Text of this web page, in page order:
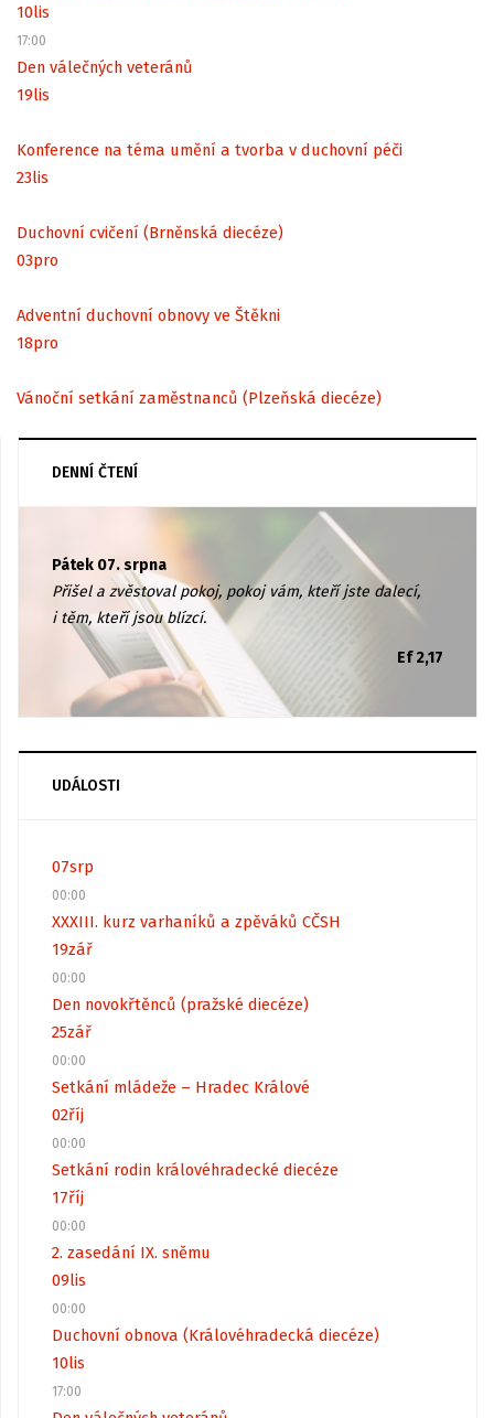
10lis
17:00
Den válečných veteránů
19lis
Konference na téma umění a tvorba v duchovní péči
23lis
Duchovní cvičení (Brněnská diecéze)
03pro
Adventní duchovní obnovy ve Štěkni
18pro
Vánoční setkání zaměstnanců (Plzeňská diecéze)
DENNÍ ČTENÍ
Pátek 07. srpna
Přišel a zvěstoval pokoj, pokoj vám, kteří jste dalecí,
i těm, kteří jsou blízcí.
Ef 2,17
UDÁLOSTI
07srp
00:00
XXXIII. kurz varhaníků a zpěváků CČSH
19zář
00:00
Den novokřtěnců (pražské diecéze)
25zář
00:00
Setkání mládeže – Hradec Králové
02říj
00:00
Setkání rodin královéhradecké diecéze
17říj
00:00
2. zasedání IX. sněmu
09lis
00:00
Duchovní obnova (Královéhradecká diecéze)
10lis
17:00